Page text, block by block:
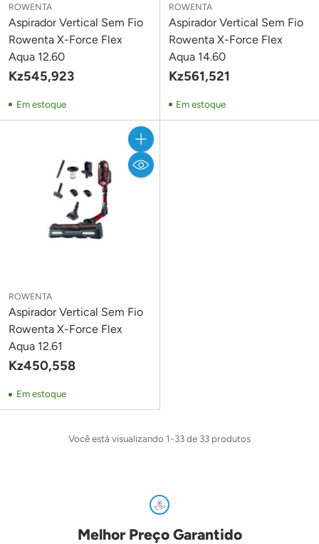
ROWENTA
Aspirador Vertical Sem Fio
Rowenta X-Force Flex
Aqua 12.60
Kz545,923
Em estoque
ROWENTA
Aspirador Vertical Sem Fio
Rowenta X-Force Flex
Aqua 14.60
Kz561,521
Em estoque
Quantidade
ROWENTA
Aspirador Vertical Sem Fio
Rowenta X-Force Flex
Aqua 12.61
Kz450,558
Em estoque
Você está visualizando 1-33 de 33 produtos
Melhor Preço Garantido